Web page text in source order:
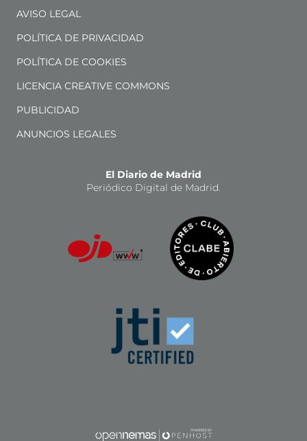
AVISO LEGAL
POLÍTICA DE PRIVACIDAD
POLÍTICA DE COOKIES
LICENCIA CREATIVE COMMONS
PUBLICIDAD
ANUNCIOS LEGALES
El Diario de Madrid
Periódico Digital de Madrid.